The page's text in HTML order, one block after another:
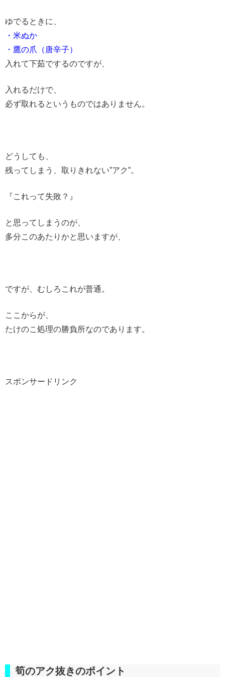
ゆでるときに、
・米ぬか
・鷹の爪（唐辛子）
入れて下茹でするのですが、
入れるだけで、
必ず取れるというものではありません。
どうしても、
残ってしまう、取りきれない”アク”。
『これって失敗？』
と思ってしまうのが、
多分このあたりかと思いますが、
ですが、むしろこれが普通。
ここからが、
たけのこ処理の勝負所なのであります。
スポンサードリンク
筍のアク抜きのポイント